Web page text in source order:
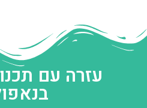
עזרה עם